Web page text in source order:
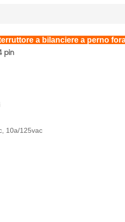
a bilanciere a perno
pin
10a/125vac